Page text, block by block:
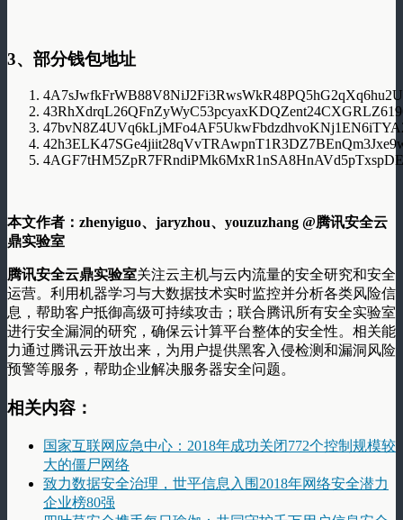
3、部分钱包地址
本文作者：zhenyiguo、jaryzhou、youzuzhang @腾讯安全云
鼎实验室
腾讯安全云鼎实验室关注云主机与云内流量的安全研究和安全
运营。利用机器学习与大数据技术实时监控并分析各类风险信
息，帮助客户抵御高级可持续攻击；联合腾讯所有安全实验室
进行安全漏洞的研究，确保云计算平台整体的安全性。相关能
力通过腾讯云开放出来，为用户提供黑客入侵检测和漏洞风险
预警等服务，帮助企业解决服务器安全问题。
相关内容：
国家互联网应急中心：2018年成功关闭772个控制规模较
大的僵尸网络
致力数据安全治理，世平信息入围2018年网络安全潜力
企业榜80强